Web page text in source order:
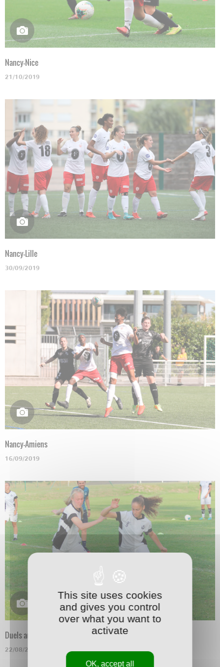
Nancy-Nice
21/10/2019
Nancy-Lille
30/09/2019
Nancy-Amiens
16/09/2019
Duels au soleil
22/08/2019
This site uses cookies
and gives you control
over what you want to
activate
OK, accept all